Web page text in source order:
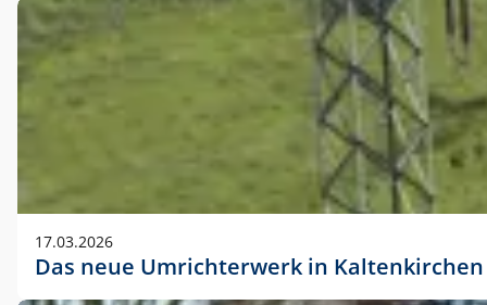
17.03.2026
Das neue Umrichterwerk in Kaltenkirchen